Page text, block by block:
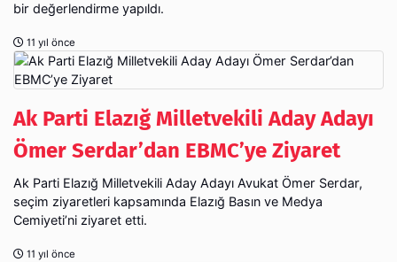
bir değerlendirme yapıldı.
11 yıl önce
Ak Parti Elazığ Milletvekili Aday Adayı
Ömer Serdar’dan EBMC’ye Ziyaret
Ak Parti Elazığ Milletvekili Aday Adayı Avukat Ömer Serdar,
seçim ziyaretleri kapsamında Elazığ Basın ve Medya
Cemiyeti’ni ziyaret etti.
11 yıl önce